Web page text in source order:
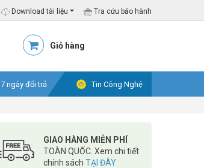
Download tài liệu Tra cứu bảo hành
Giỏ hàng
7 ngày đổi trả Tin Công Nghệ
GIAO HÀNG MIỄN PHÍ
TOÀN QUỐC. Xem chi tiết
chính sách TẠI ĐÂY